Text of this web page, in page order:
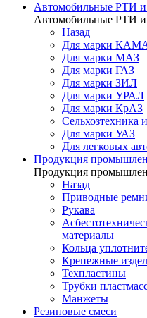
Автомобильные РТИ и
Автомобильные РТИ и
Назад
Для марки
Для марки МАЗ
Для марки ГАЗ
Для марки ЗИЛ
Для марки УРАЛ
Для марки КрАЗ
Сельхозтехника
Для марки УАЗ
Для легковых
Продукция
Продукция
Назад
Приводные
Рукава
материалы
Кольца
Крепежные
Техпластины
Трубки
Манжеты
Резиновые смеси